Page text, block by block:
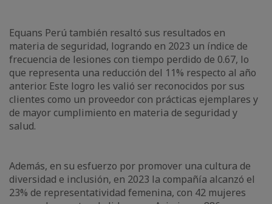
Equans Perú también resaltó sus resultados en
materia de seguridad, logrando en 2023 un índice de
frecuencia de lesiones con tiempo perdido de 0.67, lo
que representa una reducción del 11% respecto al año
anterior. Este logro les valió ser reconocidos por sus
clientes como un proveedor con prácticas ejemplares y
de mayor cumplimiento en materia de seguridad y
salud.
Además, en su esfuerzo por promover una cultura de
diversidad e inclusión, en 2023 la compañía alcanzó el
23% de representatividad femenina, con 42 mujeres